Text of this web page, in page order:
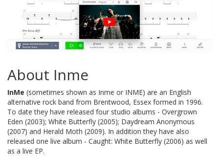
About Inme
InMe (sometimes shown as Inme or INME) are an English
alternative rock band from Brentwood, Essex formed in 1996.
To date they have released four studio albums - Overgrown
Eden (2003); White Butterfly (2005); Daydream Anonymous
(2007) and Herald Moth (2009). In addition they have also
released one live album - Caught: White Butterfly (2006) as well
as a live EP.